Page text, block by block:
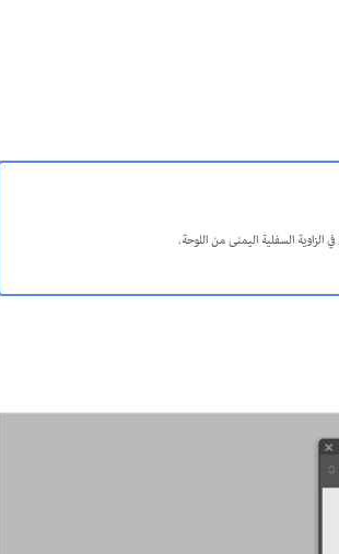
في الزاوية السفلية اليمنى من اللوحة.